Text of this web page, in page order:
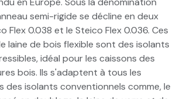
semi-rigide se décline en deux
Flex 0.038 et le Steico Flex 0.036. Ces
laine de bois flexible sont des isolants
idéal pour les caissons des
bois. Ils s'adaptent à tous les
des isolants conventionnels comme, le